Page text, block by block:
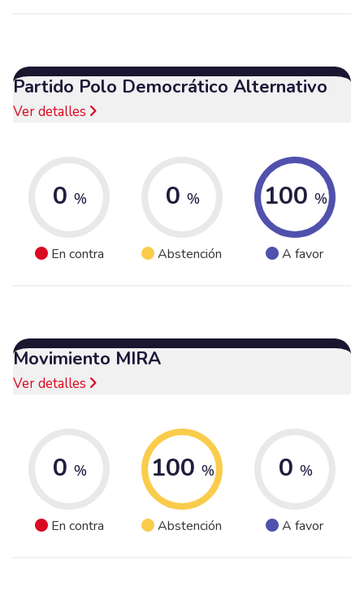
Partido Polo Democrático Alternativo
Ver detalles
0 %
En contra
0 %
Abstención
100 %
A favor
Movimiento MIRA
Ver detalles
0 %
En contra
100 %
Abstención
0 %
A favor